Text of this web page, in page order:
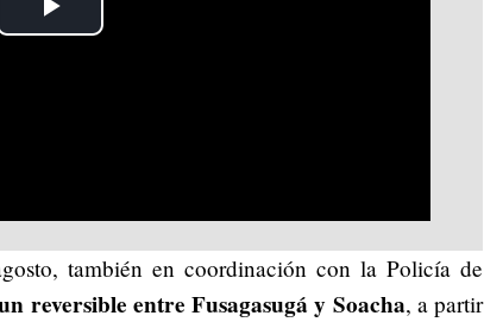
Play
también en coordinación con la Policía de
reversible entre Fusagasugá y Soacha, a partir